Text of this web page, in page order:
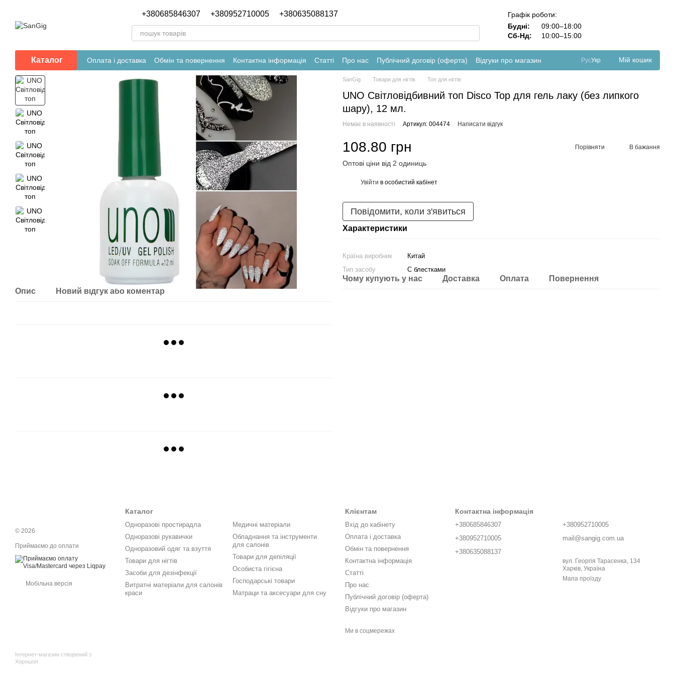
+380685846307 +380952710005 +380635088137
Графік роботи:
Будні:
09:00–18:00
Сб-Нд:
10:00–15:00
Каталог Оплата і доставка Обмін та повернення Контактна інформація Статті Про нас Публічний договір (оферта) Відгуки про магазин РусУкр Мій кошик
Опис Новий відгук або коментар
SanGig Товари для нігтів Топ для нігтів
UNO Світловідбивний топ Disco Top для гель лаку (без липкого
шару), 12 мл.
Немає в наявності Артикул: 004474 Написати відгук
108.80 грн Порівняти В бажання
Оптові ціни від 2 одиниць
Увійти в особистий кабінет
Повідомити, коли з'явиться
Характеристики
Країна виробник
Китай
Тип засобу
С блестками
Чому купують у нас Доставка Оплата Повернення
© 2026
Приймаємо до оплати
Мобільна версія
Інтернет-магазин створений з
Хорошоп
Каталог
Одноразові простирадла
Одноразові рукавички
Одноразовий одяг та взуття
Товари для нігтів
Засоби для дезінфекції
Витратні матеріали для салонів
краси
Медичні матеріали
Обладнання та інструменти
для салонів
Товари для депіляції
Особиста гігієна
Господарські товари
Матраци та аксесуари для сну
Клієнтам
Вхід до кабінету
Оплата і доставка
Обмін та повернення
Контактна інформація
Статті
Про нас
Публічний договір (оферта)
Відгуки про магазин
Ми в соцмережах
Контактна інформація
+380685846307
+380952710005
+380635088137
+380952710005
mail@sangig.com.ua
вул. Георгія Тарасенка, 134
Харків, Україна
Мапа проїзду